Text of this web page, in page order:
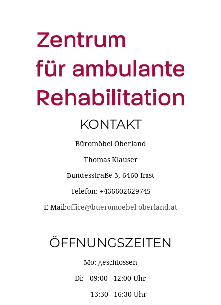
KONTAKT
Büromöbel Oberland
Thomas Klauser
Bundesstraße 3, 6460 Imst
Telefon: +436602629745
E-Mail:office@bueromoebel-oberland.at
ÖFFNUNGSZEITEN
Mo: geschlossen
Di: 09:00 - 12:00 Uhr
13:30 - 16:30 Uhr